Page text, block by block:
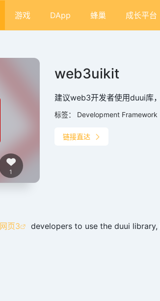
游戏 DApp 蜂巢 成长平台
1
web3uikit
建议web3开发者使用duui库
标签： Development Framework
链接直达
网页3 developers to use the duui